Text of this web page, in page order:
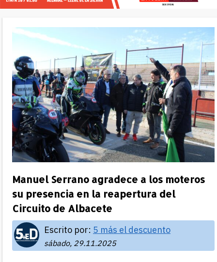
Manuel Serrano agradece a los moteros
su presencia en la reapertura del
Circuito de Albacete
Escrito por: 5 más el descuento
sábado, 29.11.2025